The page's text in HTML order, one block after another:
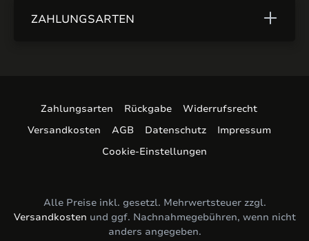
ZAHLUNGSARTEN
Zahlungsarten Rückgabe
Widerrufsrecht
Versandkosten
AGB Datenschutz
Impressum
Cookie-Einstellungen
Alle Preise inkl. gesetzl. Mehrwertsteuer zzgl.
Versandkosten und ggf. Nachnahmegebühren, wenn nicht
anders angegeben.